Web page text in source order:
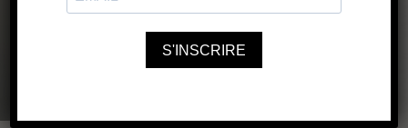
Salomé Rico
2 novembre 2021